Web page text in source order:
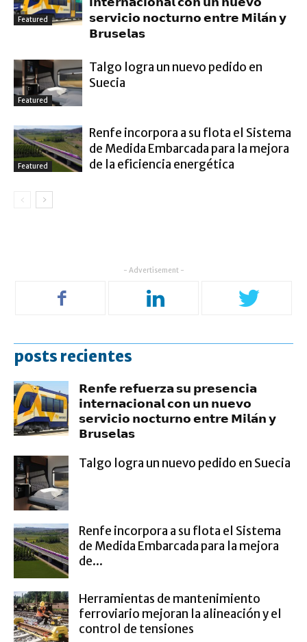
Featured
𝘀𝗲𝗿𝘃𝗶𝗰𝗶𝗼 𝗻𝗼𝗰𝘁𝘂𝗿𝗻𝗼 𝗲𝗻𝘁𝗿𝗲 𝗠𝗶𝗹𝗮́𝗻 𝘆
𝗕𝗿𝘂𝘀𝗲𝗹𝗮𝘀
Featured
Talgo logra un nuevo pedido en
Suecia
Featured
Renfe incorpora a su flota el Sistema
de Medida Embarcada para la mejora
de la eficiencia energética
- Advertisement -
posts recientes
𝗥𝗲𝗻𝗳𝗲 𝗿𝗲𝗳𝘂𝗲𝗿𝘇𝗮 𝘀𝘂 𝗽𝗿𝗲𝘀𝗲𝗻𝗰𝗶𝗮
𝗶𝗻𝘁𝗲𝗿𝗻𝗮𝗰𝗶𝗼𝗻𝗮𝗹 𝗰𝗼𝗻 𝘂𝗻 𝗻𝘂𝗲𝘃𝗼
𝘀𝗲𝗿𝘃𝗶𝗰𝗶𝗼 𝗻𝗼𝗰𝘁𝘂𝗿𝗻𝗼 𝗲𝗻𝘁𝗿𝗲 𝗠𝗶𝗹𝗮́𝗻 𝘆
𝗕𝗿𝘂𝘀𝗲𝗹𝗮𝘀
Talgo logra un nuevo pedido en Suecia
Renfe incorpora a su flota el Sistema
de Medida Embarcada para la mejora
de...
Herramientas de mantenimiento
ferroviario mejoran la alineación y el
control de tensiones